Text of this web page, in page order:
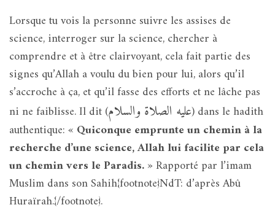
Lorsque tu vois la personne suivre les assises de
science, interroger sur la science, chercher à
comprendre et à être clairvoyant, cela fait partie des
signes qu’Allah a voulu du bien pour lui, alors qu’il
s’accroche à ça, et qu’il fasse des efforts et ne lâche pas
ni ne faiblisse. Il dit (عليه الصلاة والسلام)dans le hadith
authentique: « Quiconque emprunte un chemin à la
recherche d’une science, Allah lui facilite par cela
un chemin vers le Paradis.» Rapporté par l’imam
Muslim dans son Sahih{footnote}NdT: d’après Abû
Huraïrah.{/footnote}.